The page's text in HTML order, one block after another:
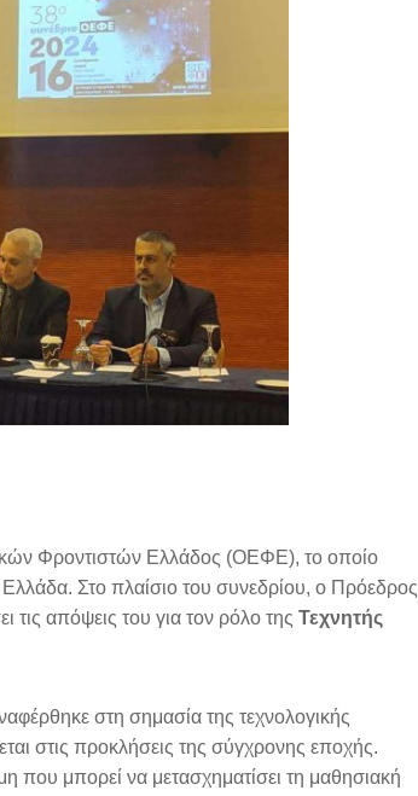
Φροντιστών Ελλάδος (ΟΕΦΕ), το οποίο
Στο πλαίσιο του συνεδρίου, ο Πρόεδρος
τις απόψεις του για τον ρόλο της Τεχνητής
στη σημασία της τεχνολογικής
στις προκλήσεις της σύγχρονης εποχής.
που μπορεί να μετασχηματίσει τη μαθησιακή